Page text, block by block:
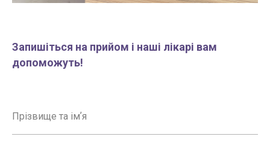
Запишіться на прийом і наші лікарі вам
допоможуть!